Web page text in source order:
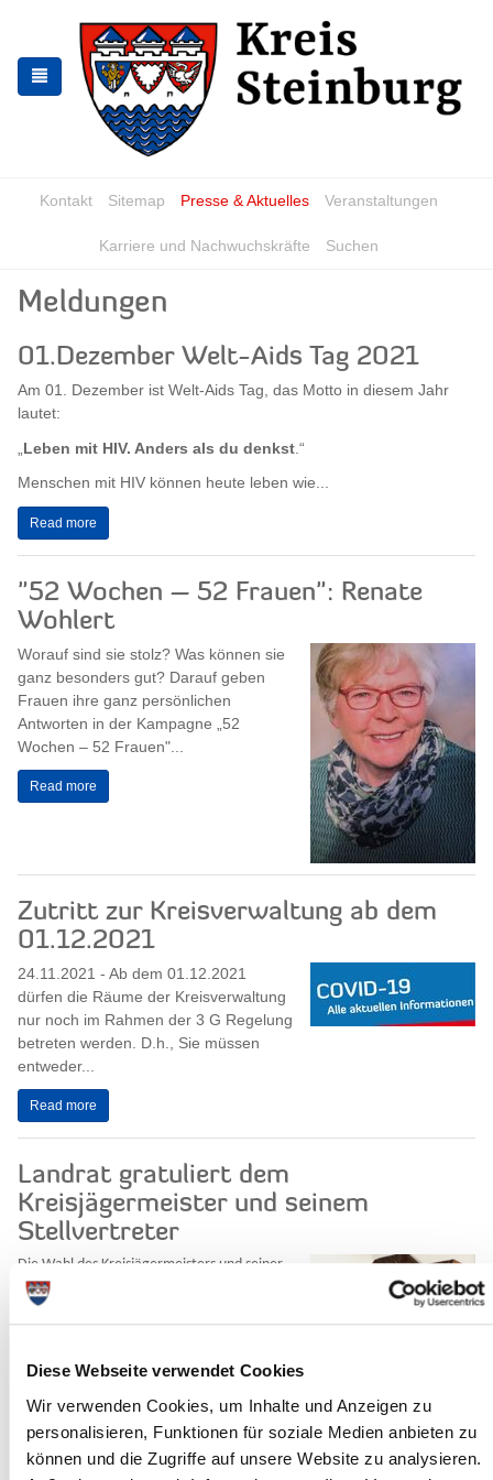
Diese Webseite verwendet Cookies
Wir verwenden Cookies, um Inhalte und Anzeigen zu
personalisieren, Funktionen für soziale Medien anbieten zu
können und die Zugriffe auf unsere Website zu analysieren.
springen
springen
Kontakt Sitemap Presse & Aktuelles Veranstaltungen
Karriere und Nachwuchskräfte Suchen
Meldungen
01.Dezember Welt-Aids Tag 2021
Am 01. Dezember ist Welt-Aids Tag, das Motto in diesem Jahr
lautet:
Leben mit HIV. Anders als du denkst .“
Menschen mit HIV können heute leben wie...
Read more
"52 Wochen – 52 Frauen": Renate
Wohlert
Worauf sind sie stolz? Was können sie
ganz besonders gut? Darauf geben
Frauen ihre ganz persönlichen
Antworten in der Kampagne „52
Wochen – 52 Frauen"...
Read more
Zutritt zur Kreisverwaltung ab dem
01.12.2021
24.11.2021 - Ab dem 01.12.2021
dürfen die Räume der Kreisverwaltung
nur noch im Rahmen der 3 G Regelung
betreten werden. D.h., Sie müssen
entweder...
Read more
Landrat gratuliert dem
Kreisjägermeister und seinem
Stellvertreter
Die Wahl des Kreisjägermeisters und seiner
Stellvertretung findet alle 5 Jahre statt.
Wahlberechtigt sind alle im Kreis Steinburg
gemeldeten...
Read more